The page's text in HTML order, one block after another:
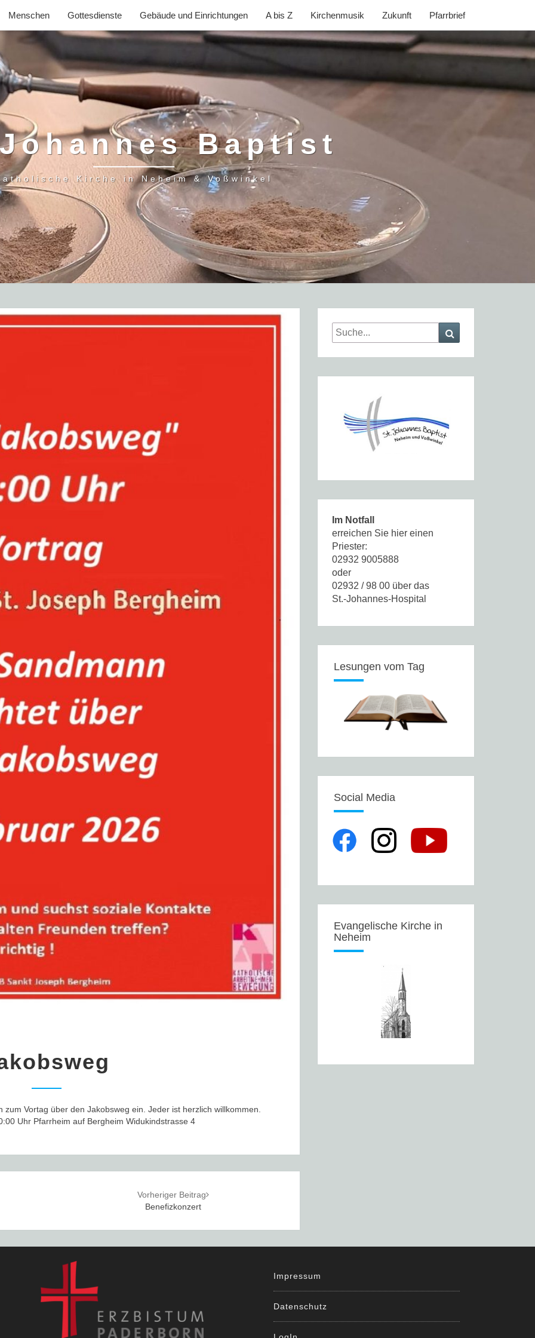
Menschen Gottesdienste Gebäude und Einrichtungen A bis Z Kirchenmusik Zukunft Pfarrbrief
Baptist
Kirche in Neheim & Voßwinkel
zum Vortag über den Jakobsweg ein. Jeder ist herzlich willkommen.
Uhr Pfarrheim auf Bergheim Widukindstrasse 4
Vorheriger Beitrag
Benefizkonzert
Search
for:
Im Notfall
erreichen Sie hier einen
Priester:
02932 9005888
oder
02932 / 98 00 über das
St.-Johannes-Hospital
Lesungen vom Tag
Social Media
Evangelische Kirche in
Neheim
Impressum
Datenschutz